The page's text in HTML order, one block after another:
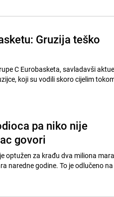
Gruzija teško
C Eurobasketa, savladavši
koji su vodili skoro cijelim
pa niko nije
govori
optužen za krađu dva miliona
naredne godine. To je odlučeno na